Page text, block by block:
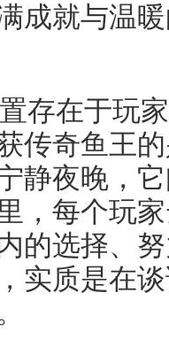
成就与温
存在于玩
传奇鱼王
静夜晚，
，每个玩
的选择、
实质是在